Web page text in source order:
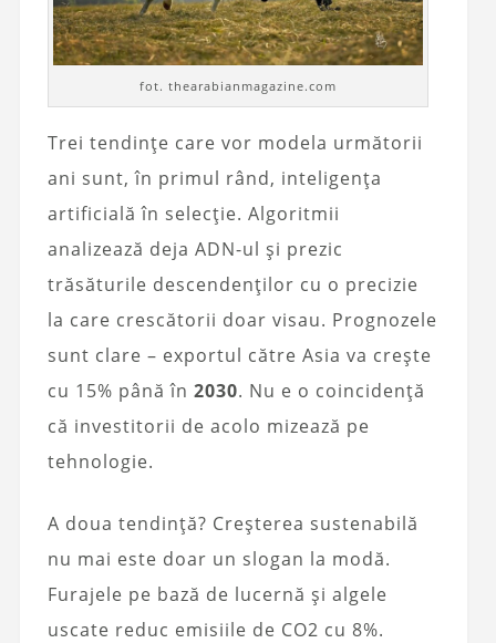
fot. thearabianmagazine.com
Trei tendințe care vor modela următorii
ani sunt, în primul rând, inteligența
artificială în selecție. Algoritmii
analizează deja ADN-ul și prezic
trăsăturile descendenților cu o precizie
la care crescătorii doar visau. Prognozele
sunt clare – exportul către Asia va crește
cu 15% până în 2030. Nu e o coincidență
că investitorii de acolo mizează pe
tehnologie.
A doua tendință? Creșterea sustenabilă
nu mai este doar un slogan la modă.
Furajele pe bază de lucernă și algele
uscate reduc emisiile de CO2 cu 8%.